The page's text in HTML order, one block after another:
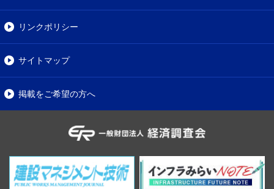
リンクポリシー
サイトマップ
掲載をご希望の方へ